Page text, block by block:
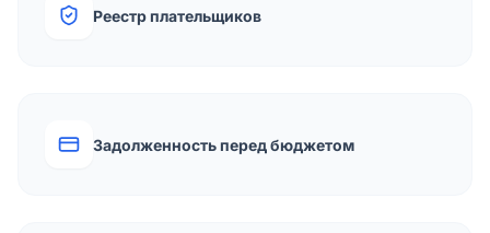
Реестр плательщиков
Задолженность перед бюджетом